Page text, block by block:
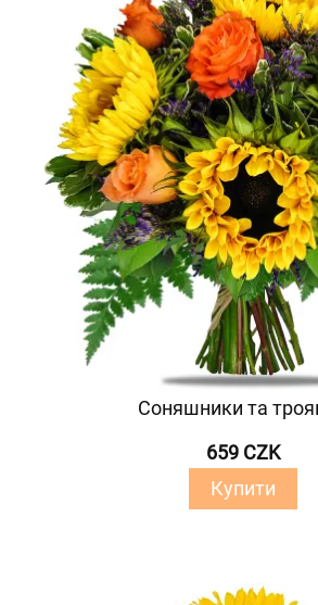
Соняшники та
659 CZK
Купити